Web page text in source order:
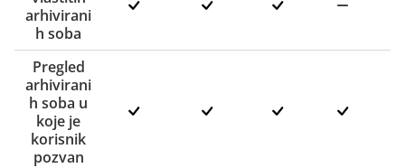
arhivirani
h soba
Pregled
arhivirani
h soba u
koje je
korisnik
pozvan